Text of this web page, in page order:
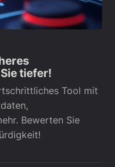
tiefer!
Tool mit
Bewerten Sie